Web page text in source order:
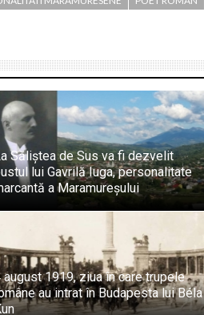
Săliștea de Sus va fi dezvelit
lui Gavrilă Iuga, personalitate
a Maramureșului
august 1919, ziua în care trupele
au intrat în Budapesta lui Béla